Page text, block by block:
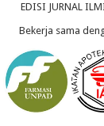
EDISI JURNAL
Bekerja sama